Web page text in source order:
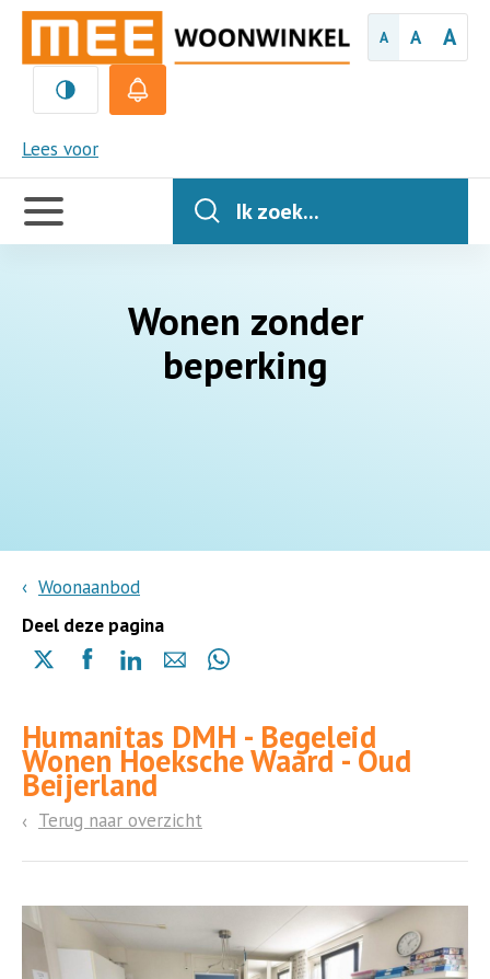
A A A
Lees voor
MEE
Handige
links
Ik zoek...
Wonen zonder
beperking
Woonaanbod
Deel deze pagina
Delen
(opent
in
een
nieuwe
pagina)
Delen
(opent
in
een
nieuwe
pagina)
Delen
(opent
in
een
nieuwe
pagina)
Delen
mail
Delen
(opent
in
Humanitas DMH - Begeleid
Wonen Hoeksche Waard - Oud
Beijerland
Terug naar overzicht